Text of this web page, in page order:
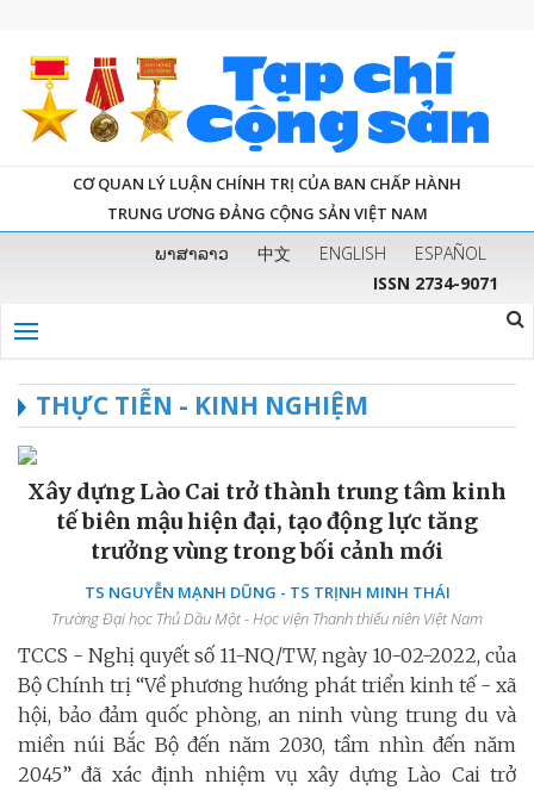
CƠ QUAN LÝ LUẬN CHÍNH TRỊ CỦA BAN CHẤP HÀNH
TRUNG ƯƠNG ĐẢNG CỘNG SẢN VIỆT NAM
ພາສາລາວ 中文 ENGLISH
ESPAÑOL
ISSN 2734-9071
THỰC TIỄN - KINH NGHIỆM
Xây dựng Lào Cai trở thành trung tâm kinh
tế biên mậu hiện đại, tạo động lực tăng
trưởng vùng trong bối cảnh mới
TS NGUYỄN MẠNH DŨNG - TS TRỊNH MINH THÁI
Trường Đại học Thủ Dầu Một - Học viện Thanh thiếu niên Việt Nam
TCCS - Nghị quyết số 11-NQ/TW, ngày 10-02-2022, của
Bộ Chính trị “Về phương hướng phát triển kinh tế - xã
hội, bảo đảm quốc phòng, an ninh vùng trung du và
miền núi Bắc Bộ đến năm 2030, tầm nhìn đến năm
2045” đã xác định nhiệm vụ xây dựng Lào Cai trở